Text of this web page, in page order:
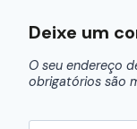
Deixe um
O seu endereço
obrigatórios são